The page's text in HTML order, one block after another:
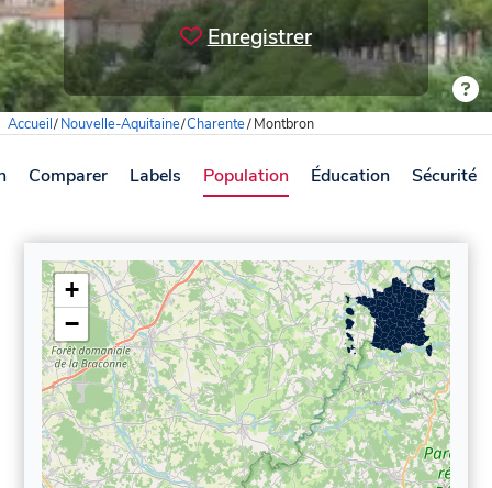
Enregistrer
Accueil/Nouvelle-Aquitaine/Charente/Montbron
Comparer Labels Population Éducation Sécurité
+
−